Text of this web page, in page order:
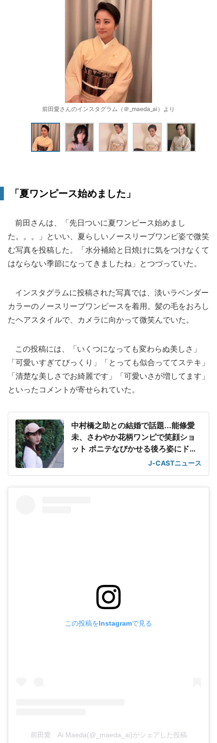
前田愛さんのインスタグラム（＠_maeda_ai）より
「夏ワンピース始めました」
前田さんは、「先日ついに夏ワンピース始めまし
た。。。」といい、夏らしいノースリーブワンピ姿で微笑
む写真を投稿した。「水分補給と日焼けに気をつけなくて
はならない季節になってきましたね」とつづっていた。
インスタグラムに投稿された写真では、淡いラベンダー
カラーのノースリーブワンピースを着用。髪の毛をおろし
たヘアスタイルで、カメラに向かって微笑んでいた。
この投稿には、「いくつになっても変わらぬ美しさ」
「可愛いすぎてびっくり」「とっても似合っててステキ」
「清楚な美しさでお綺麗です」「可愛いさが増してます」
といったコメントが寄せられていた。
中村橋之助との結婚で話題...能條愛
未、さわやか花柄ワンピで笑顔ショ
ット ポニテなびかせる後ろ姿にドキ
J-CASTニュース
この投稿をInstagramで見る
前田愛 Ai Maeda(@_maeda_ai)がシェアした投稿